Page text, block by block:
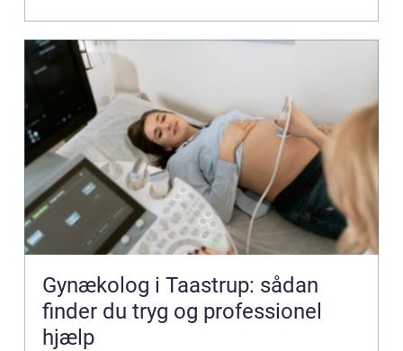
Gynækolog i Taastrup: sådan
finder du tryg og professionel
hjælp